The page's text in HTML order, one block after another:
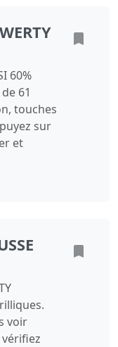
60%
61
touches
sur
et
voir